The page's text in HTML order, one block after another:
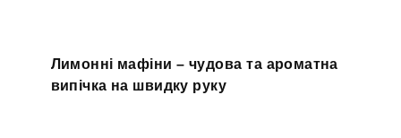
Лимонні мафіни – чудова та ароматна
випічка на швидку руку